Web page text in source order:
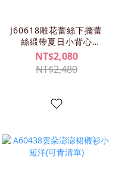
J60618雕花蕾絲下擺蕾
絲緞帶夏日小背心
(KIMY/可青清單))
NT$2,080
NT$2,480